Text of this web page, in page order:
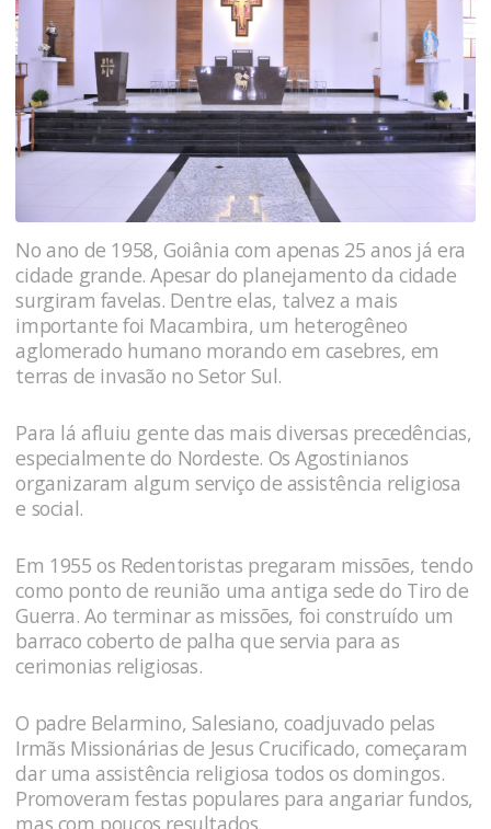
No ano de 1958, Goiânia com apenas 25 anos já era
cidade grande. Apesar do planejamento da cidade
surgiram favelas. Dentre elas, talvez a mais
importante foi Macambira, um heterogêneo
aglomerado humano morando em casebres, em
terras de invasão no Setor Sul.
Para lá afluiu gente das mais diversas precedências,
especialmente do Nordeste. Os Agostinianos
organizaram algum serviço de assistência religiosa
e social.
Em 1955 os Redentoristas pregaram missões, tendo
como ponto de reunião uma antiga sede do Tiro de
Guerra. Ao terminar as missões, foi construído um
barraco coberto de palha que servia para as
cerimonias religiosas.
O padre Belarmino, Salesiano, coadjuvado pelas
Irmãs Missionárias de Jesus Crucificado, começaram
dar uma assistência religiosa todos os domingos.
Promoveram festas populares para angariar fundos,
mas com poucos resultados.